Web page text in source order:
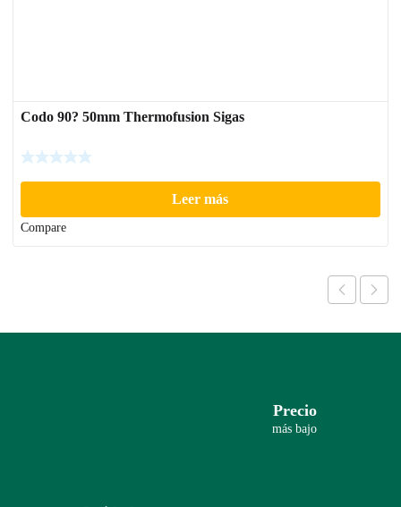
Codo 90? 50mm Thermofusion Sigas
Leer más
Compare
Precio
más bajo